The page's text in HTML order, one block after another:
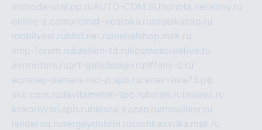
sloboda-ural.pp.ruAUTO-COM.SU hohota.netalimy.ru
online-z.comaromat-vostoka.ruotdelkaexp.ru
mobilvest.rubbd.net.ru mebelshop.msk.ru
smp-forum.rubastion-td.rukosmoscreative.ru
avrmotors.ruart-galadesign.rutiffany-c.ru
ecostep-samara.rud-p.spb.ru галактика73.рф
sko.com.rudavitamebel-spb.rufotsis.rutesiaes.ru
kokoroyari.spb.rublesna-kazan.ru mossilver.ru
lenderoq.rusergeydobrin.rutochkazvuka.msk.ru